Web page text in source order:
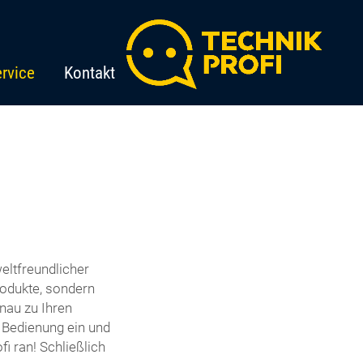
Kontakt
sondern
zu Ihren
ein und
ran! Schließlich